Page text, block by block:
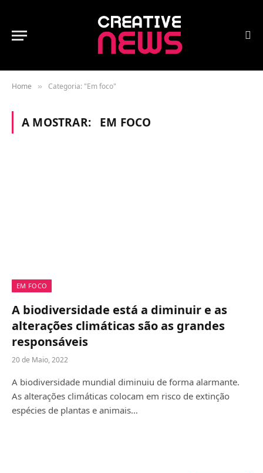
Home » Categoria: "Em foco"
A MOSTRAR: EM FOCO
EM FOCO
A biodiversidade está a diminuir e as
alterações climáticas são as grandes
responsáveis
20 de Maio, 2022
A biodiversidade mundial diminuiu de forma alarmante.
As alterações climáticas colocam em risco de extinção
espécies de plantas e animais…